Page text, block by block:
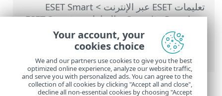
تعليمات ESET عبر الإنترنت >
ESET Smart
Security Premium
>
التعامل مع ESET Smart
Security Premium
>حساب ESET HOME
الاتصال بـ ESET HOME
> فشل تسجيل الدخول
– الأخطاء الشائعة
Your account, your
cookies choice
We and our partners use cookies to give you the best
optimized online experience, analyze our website traffic,
and serve you with personalized ads. You can agree to the
collection of all cookies by clicking "Accept all and close",
decline all non-essential cookies by choosing "Accept